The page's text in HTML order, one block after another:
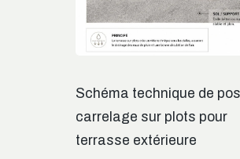
Schéma technique de
carrelage sur plots pour
terrasse extérieure